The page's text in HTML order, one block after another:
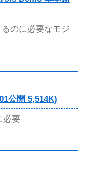
のに必要なモジ
公開 5,514K)
必要